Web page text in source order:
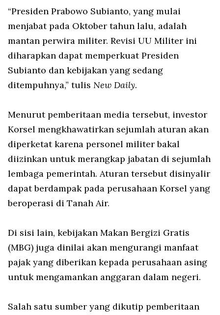
“Presiden Prabowo Subianto, yang mulai
menjabat pada Oktober tahun lalu, adalah
mantan perwira militer. Revisi UU Militer ini
diharapkan dapat memperkuat Presiden
Subianto dan kebijakan yang sedang
ditempuhnya,” tulis New Daily.
Menurut pemberitaan media tersebut, investor
Korsel mengkhawatirkan sejumlah aturan akan
diperketat karena personel militer bakal
diizinkan untuk merangkap jabatan di sejumlah
lembaga pemerintah. Aturan tersebut disinyalir
dapat berdampak pada perusahaan Korsel yang
beroperasi di Tanah Air.
Di sisi lain, kebijakan Makan Bergizi Gratis
(MBG) juga dinilai akan mengurangi manfaat
pajak yang diberikan kepada perusahaan asing
untuk mengamankan anggaran dalam negeri.
Salah satu sumber yang dikutip pemberitaan